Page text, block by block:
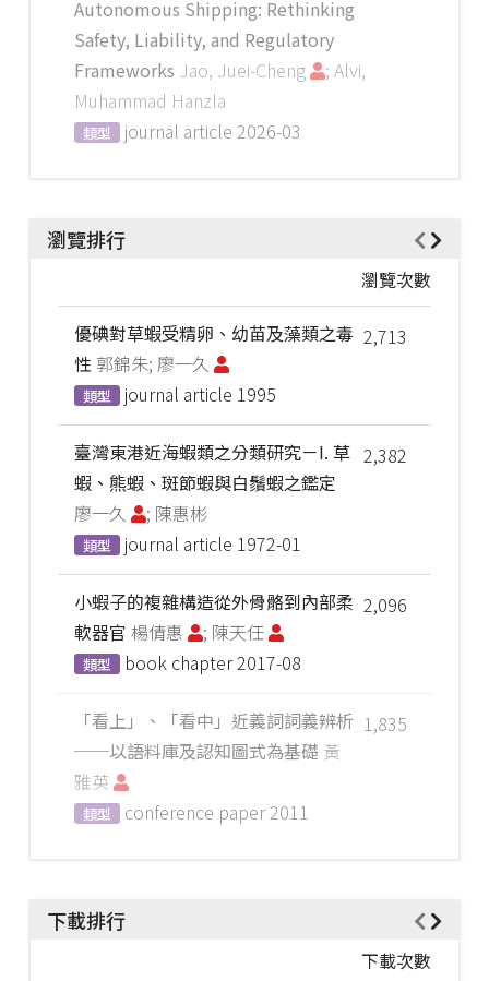
Autonomous Shipping: Rethinking
Safety, Liability, and Regulatory
Frameworks Jao, Juei-Cheng
; Alvi,
Muhammad Hanzla
類型 journal article 2026-03
瀏覽排行
瀏覽次數
2,713
優碘對草蝦受精卵、幼苗及藻類之毒
性 郭錦朱; 廖一久
類型 journal article 1995
2,382
臺灣東港近海蝦類之分類研究－I. 草
蝦、熊蝦、斑節蝦與白鬚蝦之鑑定
廖一久
; 陳惠彬
類型 journal article 1972-01
2,096
小蝦子的複雜構造從外骨骼到內部柔
軟器官 楊倩惠 ; 陳天任
類型 book chapter2017-08
1,835
「看上」、「看中」近義詞詞義辨析
──以語料庫及認知圖式為基礎 黃
雅英
類型 conference paper2011
下載排行
下載次數